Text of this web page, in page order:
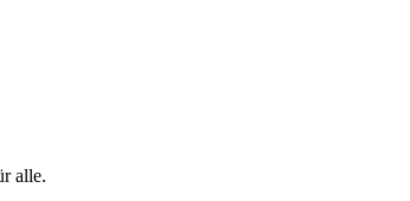
alle.